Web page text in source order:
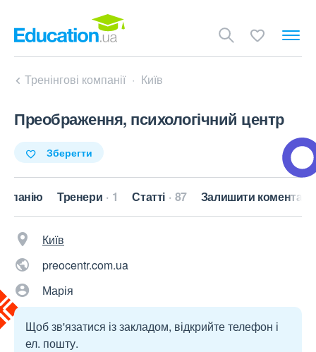
Тренінгові компанії Київ
Преображення, психологічний центр
Зберегти
Тренери 1 Статті 87 Залишити коментар
Київ
preocentr.com.ua
Марія
Щоб зв'язатися із закладом, відкрийте телефон і
ел. пошту.